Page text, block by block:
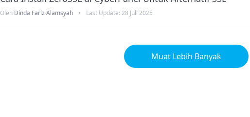
Oleh Dinda Fariz Alamsyah • Last Update: 28 Juli 2025
Muat Lebih Banyak